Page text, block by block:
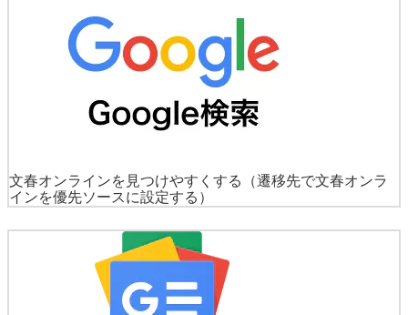
文春オンラインを見つけやすくする
（遷移先で文春オンラ
インを優先ソースに設定する）